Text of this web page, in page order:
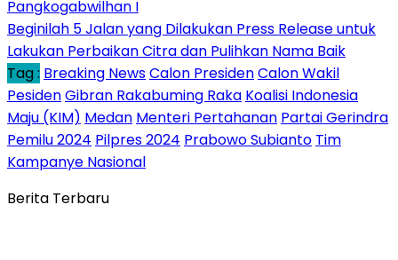
Pangkogabwilhan I
Beginilah 5 Jalan yang Dilakukan Press Release untuk
Lakukan Perbaikan Citra dan Pulihkan Nama Baik
Tag : Breaking NewsCalon PresidenCalon Wakil
PesidenGibran Rakabuming Raka Koalisi Indonesia
Maju (KIM) Medan Menteri Pertahanan Partai Gerindra
Pemilu 2024 Pilpres 2024 Prabowo Subianto Tim
Kampanye Nasional
Berita Terbaru